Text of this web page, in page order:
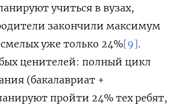
учиться в вузах,
закончили максимум
уже только 24%[9].
ценителей: полный цикл
(бакалавриат +
пройти 24% тех ребят,